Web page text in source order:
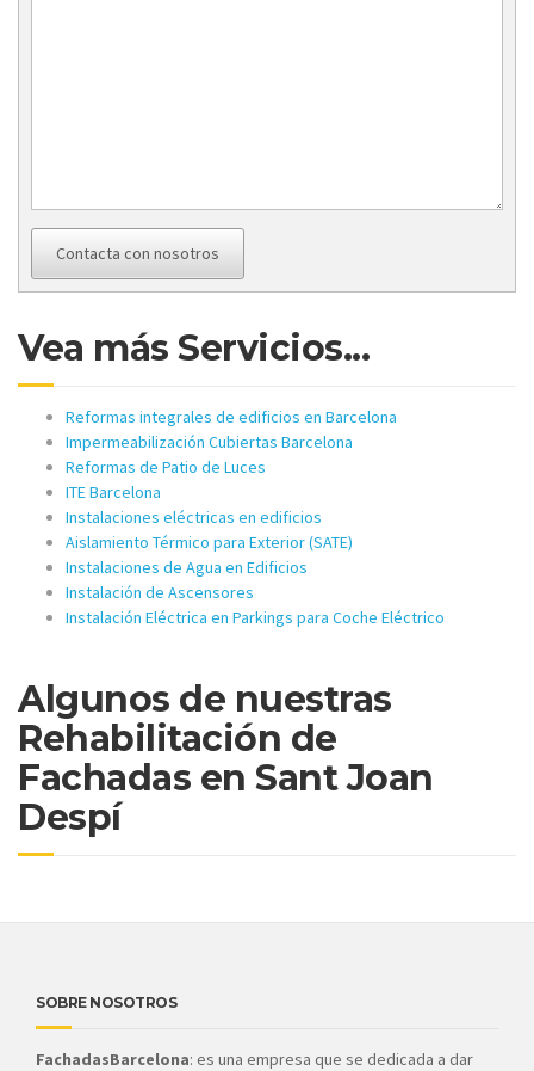
Contacta con nosotros
Vea más Servicios...
Reformas integrales de edificios en Barcelona
Impermeabilización Cubiertas Barcelona
Reformas de Patio de Luces
ITE Barcelona
Instalaciones eléctricas en edificios
Aislamiento Térmico para Exterior (SATE)
Instalaciones de Agua en Edificios
Instalación de Ascensores
Instalación Eléctrica en Parkings para Coche Eléctrico
Algunos de nuestras
Rehabilitación de
Fachadas en Sant Joan
Despí
SOBRE NOSOTROS
FachadasBarcelona: es una empresa que se dedicada a dar